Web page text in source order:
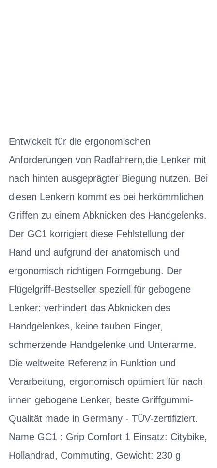
Entwickelt für die ergonomischen
Anforderungen von Radfahrern,die Lenker mit
nach hinten ausgeprägter Biegung nutzen. Bei
diesen Lenkern kommt es bei herkömmlichen
Griffen zu einem Abknicken des Handgelenks.
Der GC1 korrigiert diese Fehlstellung der
Hand und aufgrund der anatomisch und
ergonomisch richtigen Formgebung. Der
Flügelgriff-Bestseller speziell für gebogene
Lenker: verhindert das Abknicken des
Handgelenkes, keine tauben Finger,
schmerzende Handgelenke und Unterarme.
Die weltweite Referenz in Funktion und
Verarbeitung, ergonomisch optimiert für nach
innen gebogene Lenker, beste Griffgummi-
Qualität made in Germany - TÜV-zertifiziert.
Name GC1 : Grip Comfort 1 Einsatz: Citybike,
Hollandrad, Commuting, Gewicht: 230 g